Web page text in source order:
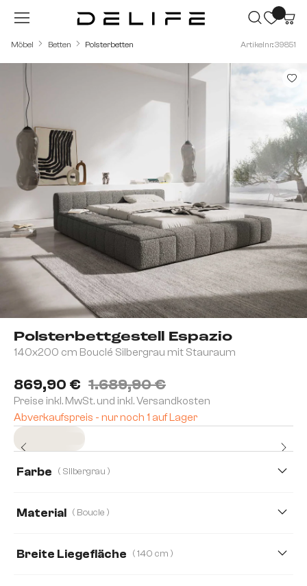
Zum Hauptinhalt springen
Möbel Betten Polsterbetten Artikelnr.: 39851
Polsterbettgestell Espazio
140x200 cm Bouclé Silbergrau mit Stauraum
869,90 € 1.689,90 €
Preise inkl. MwSt. und inkl. Versandkosten
Abverkaufspreis - nur noch 1 auf Lager
Farbe ( Silbergrau )
Material ( Boucle )
Breite Liegefläche ( 140 cm )